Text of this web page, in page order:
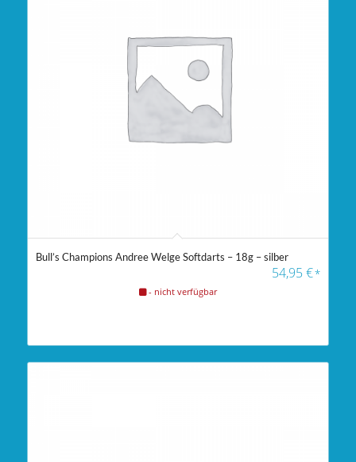
5.00
Bull’s Champions Andree Welge Softdarts – 18g – silber
54,95€*
- nicht verfügbar